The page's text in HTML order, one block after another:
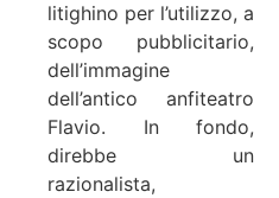
litighino per l’utilizzo, a
scopo pubblicitario,
dell’immagine
dell’antico anfiteatro
Flavio. In fondo,
direbbe un
razionalista,